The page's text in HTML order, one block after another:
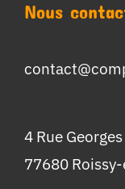
Nous
4 Rue
77680